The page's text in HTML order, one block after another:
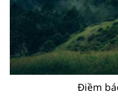
Điềm